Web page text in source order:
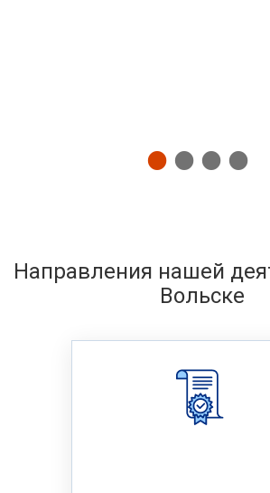
Направления нашей
Вольске